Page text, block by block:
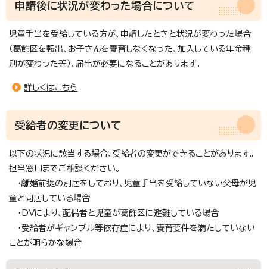
申請後に状況が変わった場合について
児童手当を受給している方が、申請したときと状況が変わった場合
（葛飾区を転出、お子さんを養育しなくなった、加入している年金種
別が変わった等）、届出が必要になることがあります。
詳しくはこちら
受給者の変更について
以下の状況に該当する場合、受給者の変更ができることがあります。
担当窓口までご相談ください。
・離婚前提の別居をしており、児童手当を受給していない父母が児
童と同居している場合
・DVにより、配偶者と児童が葛飾区に避難している場合
・受給者がギャンブル等依存症により、養育要件を満たしていない
ことが明らかな場合